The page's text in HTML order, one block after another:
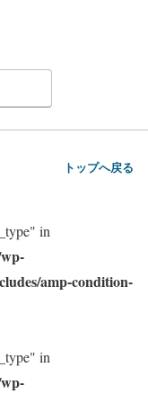
トップへ戻る
in
amp-condition-
in